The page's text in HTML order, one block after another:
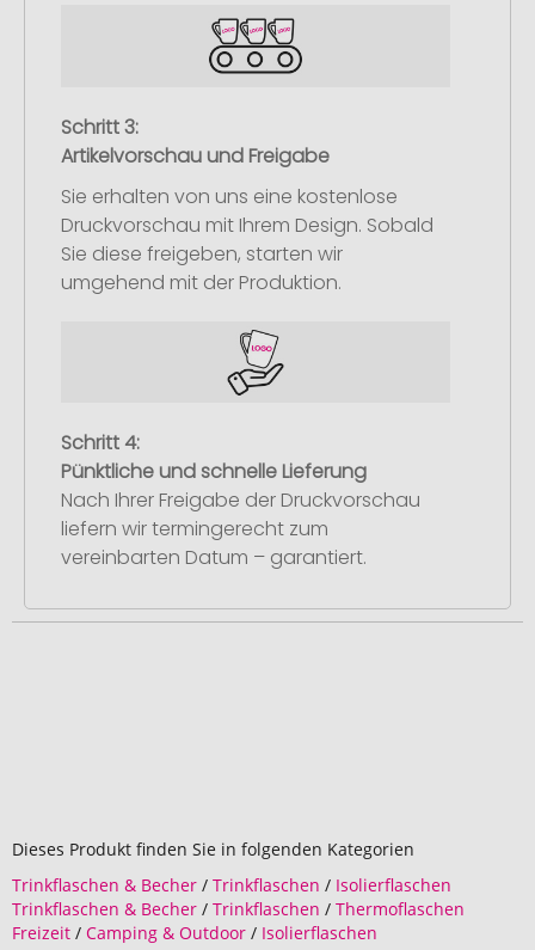
Schritt 3:
Artikelvorschau und Freigabe
Sie erhalten von uns eine kostenlose
Druckvorschau mit Ihrem Design. Sobald
Sie diese freigeben, starten wir
umgehend mit der Produktion.
Schritt 4:
Pünktliche und schnelle Lieferung
Nach Ihrer Freigabe der Druckvorschau
liefern wir termingerecht zum
vereinbarten Datum – garantiert.
Dieses Produkt finden Sie in folgenden Kategorien
Trinkflaschen & Becher / Trinkflaschen / Isolierflaschen
Trinkflaschen & Becher / Trinkflaschen / Thermoflaschen
Freizeit / Camping & Outdoor / Isolierflaschen